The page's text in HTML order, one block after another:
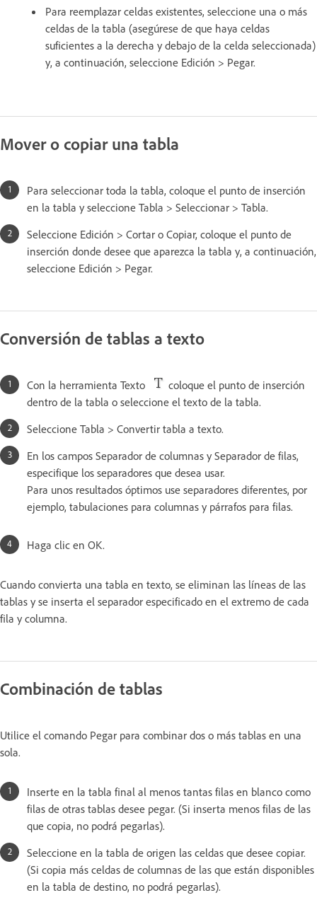
Para reemplazar celdas existentes, seleccione una o más
celdas de la tabla (asegúrese de que haya celdas
suficientes a la derecha y debajo de la celda seleccionada)
y, a continuación, seleccione Edición > Pegar.
Mover o copiar una tabla
Para seleccionar toda la tabla, coloque el punto de inserción
en la tabla y seleccione Tabla > Seleccionar > Tabla.
Seleccione Edición > Cortar o Copiar, coloque el punto de
inserción donde desee que aparezca la tabla y, a continuación,
seleccione Edición > Pegar.
Conversión de tablas a texto
Con la herramienta Texto
coloque el punto de inserción
dentro de la tabla o seleccione el texto de la tabla.
Seleccione Tabla > Convertir tabla a texto.
En los campos Separador de columnas y Separador de filas,
especifique los separadores que desea usar.
Para unos resultados óptimos use separadores diferentes, por
ejemplo, tabulaciones para columnas y párrafos para filas.
Haga clic en OK.
Cuando convierta una tabla en texto, se eliminan las líneas de las
tablas y se inserta el separador especificado en el extremo de cada
fila y columna.
Combinación de tablas
Utilice el comando Pegar para combinar dos o más tablas en una
sola.
Inserte en la tabla final al menos tantas filas en blanco como
filas de otras tablas desee pegar. (Si inserta menos filas de las
que copia, no podrá pegarlas).
Seleccione en la tabla de origen las celdas que desee copiar.
(Si copia más celdas de columnas de las que están disponibles
en la tabla de destino, no podrá pegarlas).